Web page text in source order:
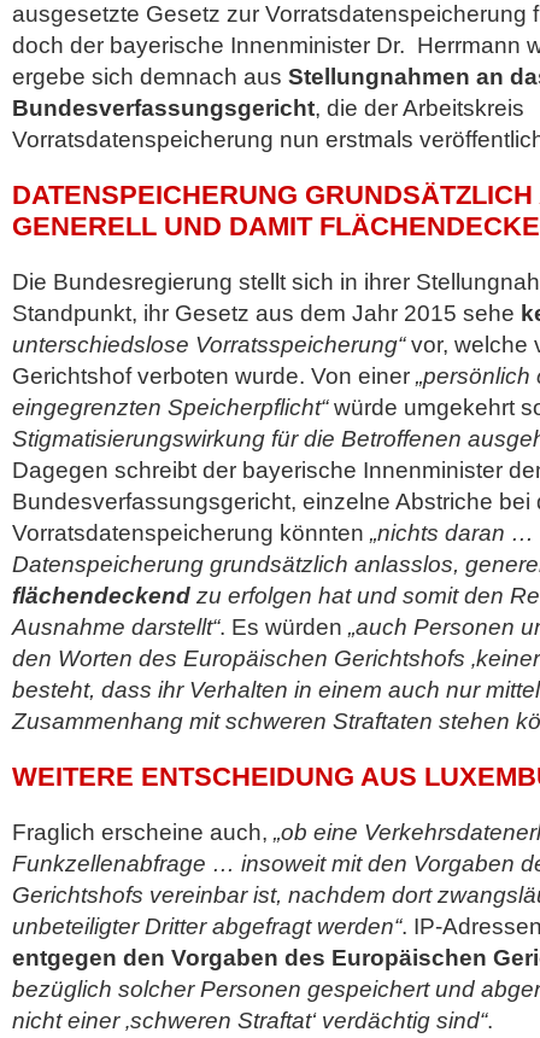
ausgesetzte Gesetz zur Vorratsdatenspeicherung
doch der bayerische Innenminister Dr. Herrmann
ergebe sich demnach aus Stellungnahmen an
Bundesverfassungsgericht, die der Arbeitskreis
Vorratsdatenspeicherung nun erstmals
DATENSPEICHERUNG
GENERELL UND DAMIT
Die Bundesregierung stellt sich in ihrer
Standpunkt, ihr Gesetz aus dem Jahr 2015 sehe
unterschiedslose Vorratsspeicherung“vor, welche
Gerichtshof verboten wurde. Von einer
eingegrenzten Speicherpflicht“würde umgekehrt
Stigmatisierungswirkung für die Betroffenen
Dagegen schreibt der bayerische Innenminister
Bundesverfassungsgericht, einzelne Abstriche bei
Vorratsdatenspeicherung könnten „nichts daran …
Datenspeicherung grundsätzlich anlasslos,
flächendeckend zu erfolgen hat und somit den
Ausnahme darstellt“. Es würden „auch Personen
den Worten des Europäischen Gerichtshofs
besteht, dass ihr Verhalten in einem auch nur
Zusammenhang mit schweren Straftaten stehen
WEITERE ENTSCHEIDUNG AUS
Fraglich erscheine auch, „ob eine
Funkzellenabfrage … insoweit mit den Vorgaben
Gerichtshofs vereinbar ist, nachdem dort
unbeteiligter Dritter abgefragt werden“. IP-
entgegen den Vorgaben des Europäischen
bezüglich solcher Personen gespeichert und
nicht einer ‚schweren Straftat‘ verdächtig sind“.